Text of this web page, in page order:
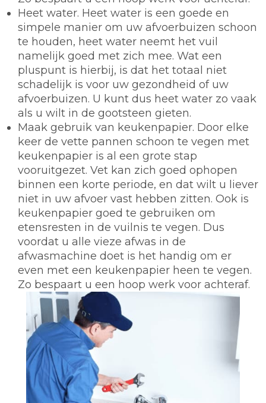
Heet water. Heet water is een goede en
simpele manier om uw afvoerbuizen schoon
te houden, heet water neemt het vuil
namelijk goed met zich mee. Wat een
pluspunt is hierbij, is dat het totaal niet
schadelijk is voor uw gezondheid of uw
afvoerbuizen. U kunt dus heet water zo vaak
als u wilt in de gootsteen gieten.
Maak gebruik van keukenpapier. Door elke
keer de vette pannen schoon te vegen met
keukenpapier is al een grote stap
vooruitgezet. Vet kan zich goed ophopen
binnen een korte periode, en dat wilt u liever
niet in uw afvoer vast hebben zitten. Ook is
keukenpapier goed te gebruiken om
etensresten in de vuilnis te vegen. Dus
voordat u alle vieze afwas in de
afwasmachine doet is het handig om er
even met een keukenpapier heen te vegen.
Zo bespaart u een hoop werk voor achteraf.